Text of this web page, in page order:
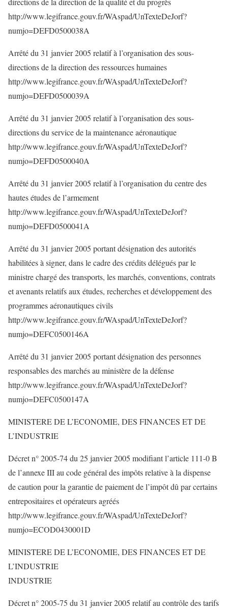
http://www.legifrance.gouv.fr/WAspad/UnTexteDeJorf?
numjo=DEFD0500038A
Arrêté du 31 janvier 2005 relatif à l’organisation des sous-
directions de la direction des ressources humaines
http://www.legifrance.gouv.fr/WAspad/UnTexteDeJorf?
numjo=DEFD0500039A
Arrêté du 31 janvier 2005 relatif à l’organisation des sous-
directions du service de la maintenance aéronautique
http://www.legifrance.gouv.fr/WAspad/UnTexteDeJorf?
numjo=DEFD0500040A
Arrêté du 31 janvier 2005 relatif à l’organisation du centre des
hautes études de l’armement
http://www.legifrance.gouv.fr/WAspad/UnTexteDeJorf?
numjo=DEFD0500041A
Arrêté du 31 janvier 2005 portant désignation des autorités
habilitées à signer, dans le cadre des crédits délégués par le
ministre chargé des transports, les marchés, conventions, contrats
et avenants relatifs aux études, recherches et développement des
programmes aéronautiques civils
http://www.legifrance.gouv.fr/WAspad/UnTexteDeJorf?
numjo=DEFC0500146A
Arrêté du 31 janvier 2005 portant désignation des personnes
responsables des marchés au ministère de la défense
http://www.legifrance.gouv.fr/WAspad/UnTexteDeJorf?
numjo=DEFC0500147A
MINISTERE DE L’ECONOMIE, DES FINANCES ET DE
L’INDUSTRIE
Décret n° 2005-74 du 25 janvier 2005 modifiant l’article 111-0 B
de l’annexe III au code général des impôts relative à la dispense
de caution pour la garantie de paiement de l’impôt dû par certains
entrepositaires et opérateurs agréés
http://www.legifrance.gouv.fr/WAspad/UnTexteDeJorf?
numjo=ECOD0430001D
MINISTERE DE L’ECONOMIE, DES FINANCES ET DE
L’INDUSTRIE
INDUSTRIE
Décret n° 2005-75 du 31 janvier 2005 relatif au contrôle des tarifs